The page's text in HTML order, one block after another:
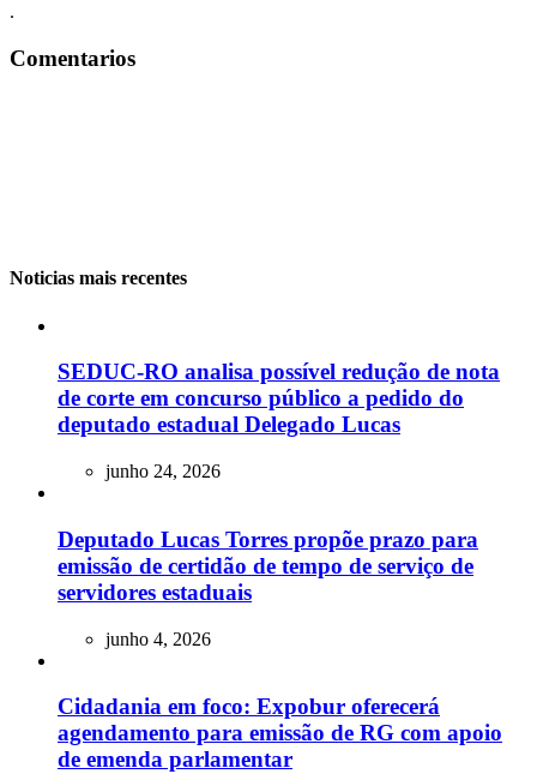
.
Comentarios
Noticias mais recentes
SEDUC-RO analisa possível redução de nota
de corte em concurso público a pedido do
deputado estadual Delegado Lucas
junho 24, 2026
Deputado Lucas Torres propõe prazo para
emissão de certidão de tempo de serviço de
servidores estaduais
junho 4, 2026
Cidadania em foco: Expobur oferecerá
agendamento para emissão de RG com apoio
de emenda parlamentar